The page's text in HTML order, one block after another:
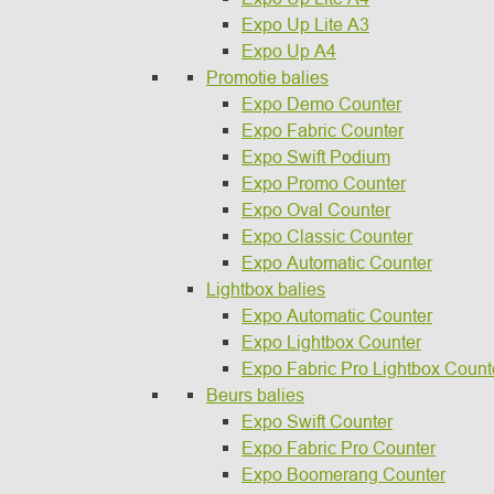
Expo Up Lite A3
Expo Up A4
Promotie balies
Expo Demo Counter
Expo Fabric Counter
Expo Swift Podium
Expo Promo Counter
Expo Oval Counter
Expo Classic Counter
Expo Automatic Counter
Lightbox balies
Expo Automatic Counter
Expo Lightbox Counter
Expo Fabric Pro Lightbox
Beurs balies
Expo Swift Counter
Expo Fabric Pro Counter
Expo Boomerang Counter